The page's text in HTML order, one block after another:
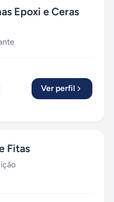
Epoxi e Ceras
Ver perfil
Fitas